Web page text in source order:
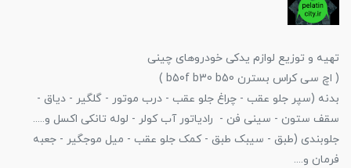
تهیه و توزیع لوازم یدکی خودروهای چینی
( اچ سی کراس بسترن b50f b30 b50 )
بدنه (سپر جلو عقب - چراغ جلو عقب - درب موتور - گلگیر - دیاق -
سقف ستون - سینی فن - رادیاتور آب کولر - لوله تانکی اکسل و.....
جلوبندی (طبق - سیبک طبق - کمک جلو عقب - میل موجگیر - جعبه
فرمان و....